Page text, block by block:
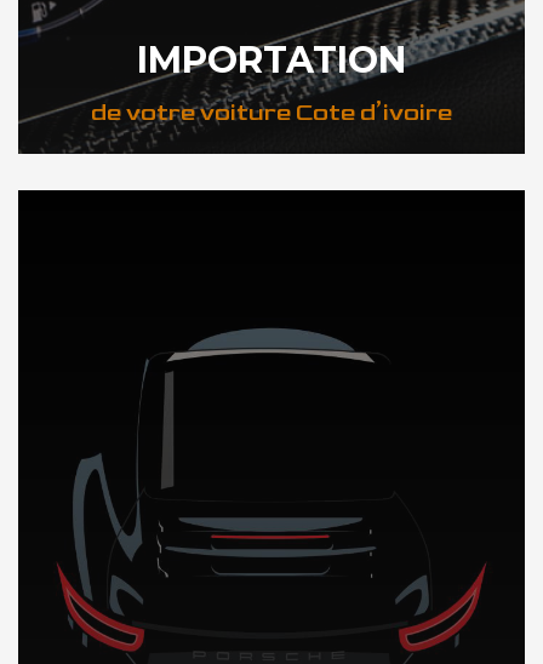
IMPORTATION
de votre voiture Cote d’ivoire
DÉCOUVREZ NOTRE IMPORTATION AUTO en Cote d’ivoire